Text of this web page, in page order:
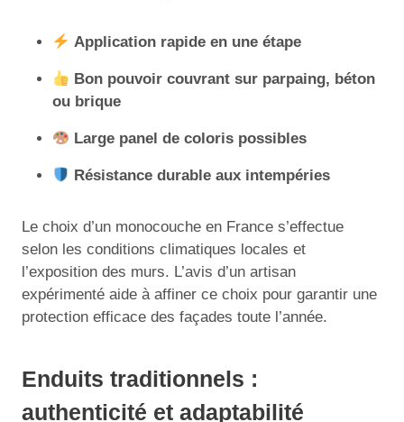
Application rapide en une étape
Bon pouvoir couvrant sur parpaing, béton
ou brique
Large panel de coloris possibles
Résistance durable aux intempéries
Le choix d’un monocouche en France s’effectue
selon les conditions climatiques locales et
l’exposition des murs. L’avis d’un artisan
expérimenté aide à affiner ce choix pour garantir une
protection efficace des façades toute l’année.
Enduits traditionnels :
authenticité et adaptabilité